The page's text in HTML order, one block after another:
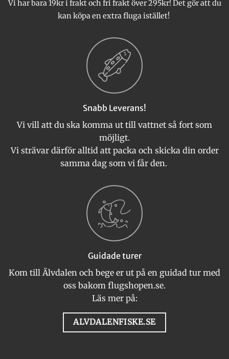
Vi har bara 19kr i frakt och fri frakt över 295kr! Det gör att du
kan köpa en extra fluga istället!
Snabb Leverans!
Vi vill att du ska komma ut till vattnet så fort som
möjligt.
Vi strävar därför alltid att packa och skicka din order
samma dag som vi får den.
Guidade turer
Kom till Älvdalen och bege er ut på en guidad tur med
oss bakom flugshopen.se.
Läs mer på:
ALVDALENFISKE.SE